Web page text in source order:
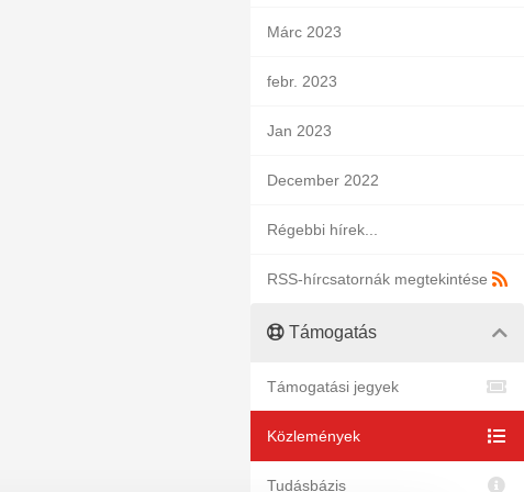
Márc 2023
febr. 2023
Jan 2023
December 2022
Régebbi hírek...
RSS-hírcsatornák megtekintése
Támogatás
Támogatási jegyek
Közlemények
Tudásbázis